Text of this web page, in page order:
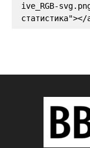
ive_RGB-
статистика"></